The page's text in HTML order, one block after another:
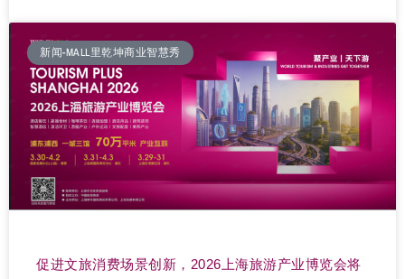
新闻-MALL里乾坤商业智慧秀
促进文旅消费场景创新，2026上海旅游产业博览会将